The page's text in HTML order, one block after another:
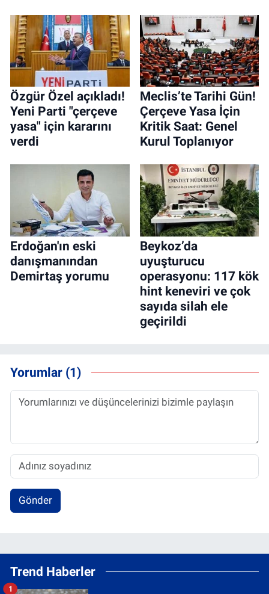
Özgür Özel açıkladı!
Yeni Parti "çerçeve
yasa" için kararını
verdi
Meclis’te Tarihi Gün!
Çerçeve Yasa İçin
Kritik Saat: Genel
Kurul Toplanıyor
Erdoğan'ın eski
danışmanından
Demirtaş yorumu
Beykoz’da
uyuşturucu
operasyonu: 117 kök
hint keneviri ve çok
sayıda silah ele
geçirildi
Yorumlar (1)
Gönder
Trend Haberler
1